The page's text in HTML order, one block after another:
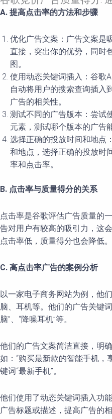
A. 提高点击率的方法和步骤
优化广告文案：广告文案是
直接，突出你的优势，同时
图。
使用动态关键词插入：谷歌
自动将用户的搜索查询插入
广告的相关性。
测试不同的广告版本：尝试
元素，测试哪个版本的广告
选择正确的投放时间和地点
和地点，选择正确的投放时
率和点击率。
B. 点击率与质量得分的关系
点击率是谷歌评估广告质量的
告对用户有较高的吸引力，这
点击率低，质量得分也会降低。
C. 高点击率广告的案例分析
以一家电子商务网站为例，他
脑、耳机等。他们的广告关键
脑”、“降噪耳机”等。
他们的广告文案简洁直接，明
如：“购买最新款的智能手机，
键词“最新手机”。
他们使用了动态关键词插入功
广告标题或描述，提高广告的相